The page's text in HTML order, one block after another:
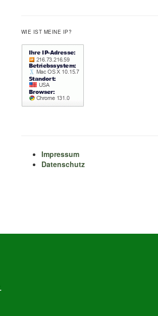
WIE IST MEINE IP?
Impressum
Datenschutz